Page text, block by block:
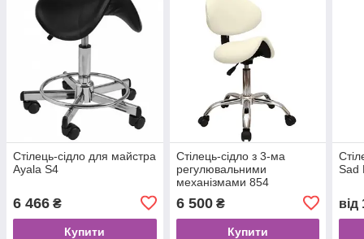
Стілець-сідло для майстра
Ayala S4
6 466 ₴
Купити
Стілець-сідло з 3-ма
регулювальними
механізмами 854
6 500₴
Купити
Sad
від